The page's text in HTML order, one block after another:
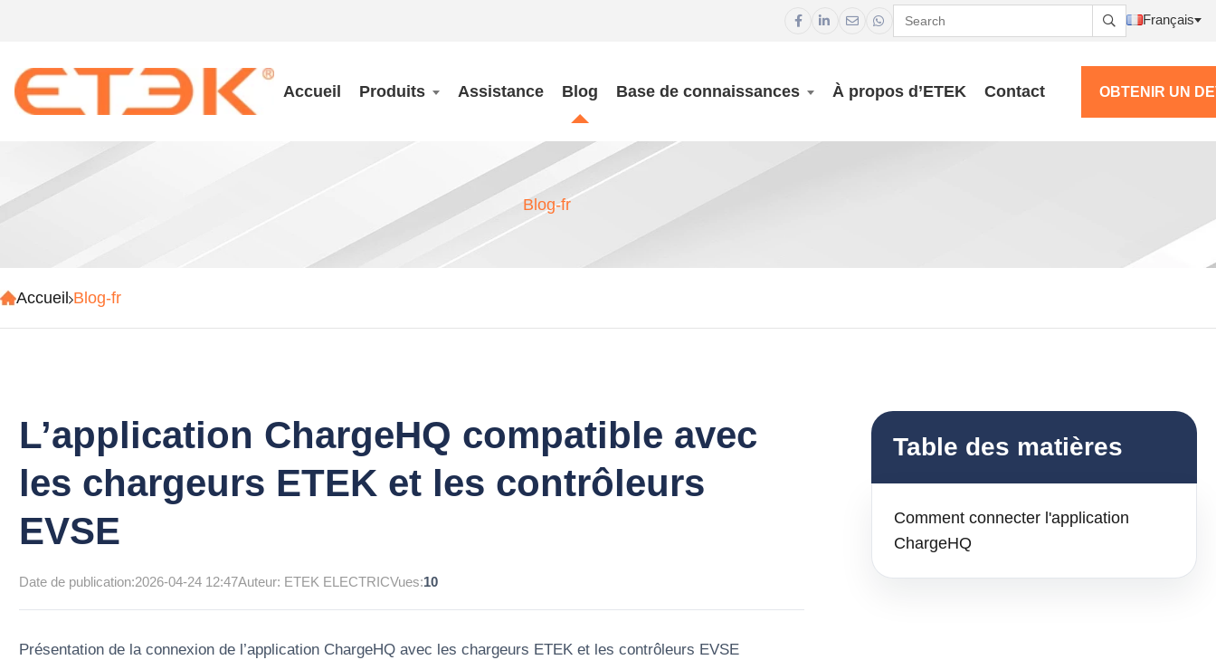
     Français
Accueil Produits Assistance Blog Base de connaissances À propos d’ETEK Contact OBTENIR UN
Blog-fr
Accueil Blog-fr
L’application ChargeHQ compatible avec
les chargeurs ETEK et les contrôleurs
EVSE
Date de publication:2026-04-24 12:47Auteur: ETEK ELECTRICVues:10
Présentation de la connexion de l’application ChargeHQ avec les chargeurs ETEK et les contrôleurs EVSE
Table des matières
Comment connecter l'application
ChargeHQ